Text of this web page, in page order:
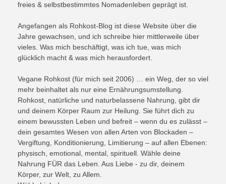
freies & selbstbestimmtes Nomadenleben geprägt ist.
Angefangen als Rohkost-Blog ist diese Website über die
Jahre gewachsen, und ich schreibe hier mittlerweile über
vieles. Was mich beschäftigt, was ich tue, was mich
glücklich macht & was mich herausfordert.
Vegane Rohkost (für mich seit 2006) … ein Weg, der so viel
mehr beinhaltet als nur eine Ernährungsumstellung.
Rohkost, natürliche und naturbelassene Nahrung, gibt dir
und deinem Körper Raum zur Heilung. Sie führt dich zu
einem bewussten Leben und befreit – wenn du es zulässt –
dein gesamtes Wesen von allen Arten von Blockaden –
Vergiftung, Konditionierung, Limitierung – auf allen Ebenen:
physisch, emotional, mental, spirituell. Wähle deine
Nahrung FÜR das Leben. Aus Liebe - zu dir, deinem
Körper, zur Welt, zu Allem.